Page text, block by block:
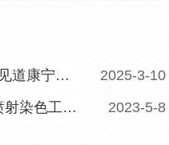
纺织泡沫难题无解？直到遇见道康宁AFE-0050消泡剂
2025-3-10
道康宁AFE-0050消泡剂为喷射染色工艺保驾护航
2023-5-8